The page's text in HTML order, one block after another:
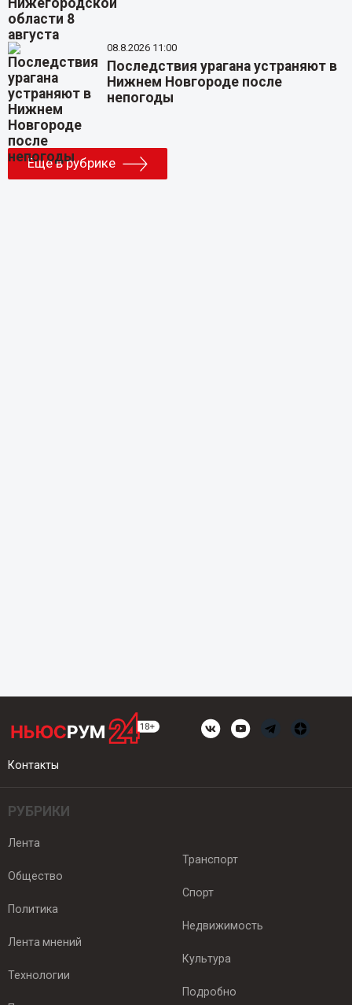
08.8.2026 11:00
Последствия урагана устраняют в
Нижнем Новгороде после
непогоды
Еще в рубрике
Контакты
РУБРИКИ
Лента
Общество
Политика
Лента мнений
Технологии
Транспорт
Спорт
Недвижимость
Культура
Подробно